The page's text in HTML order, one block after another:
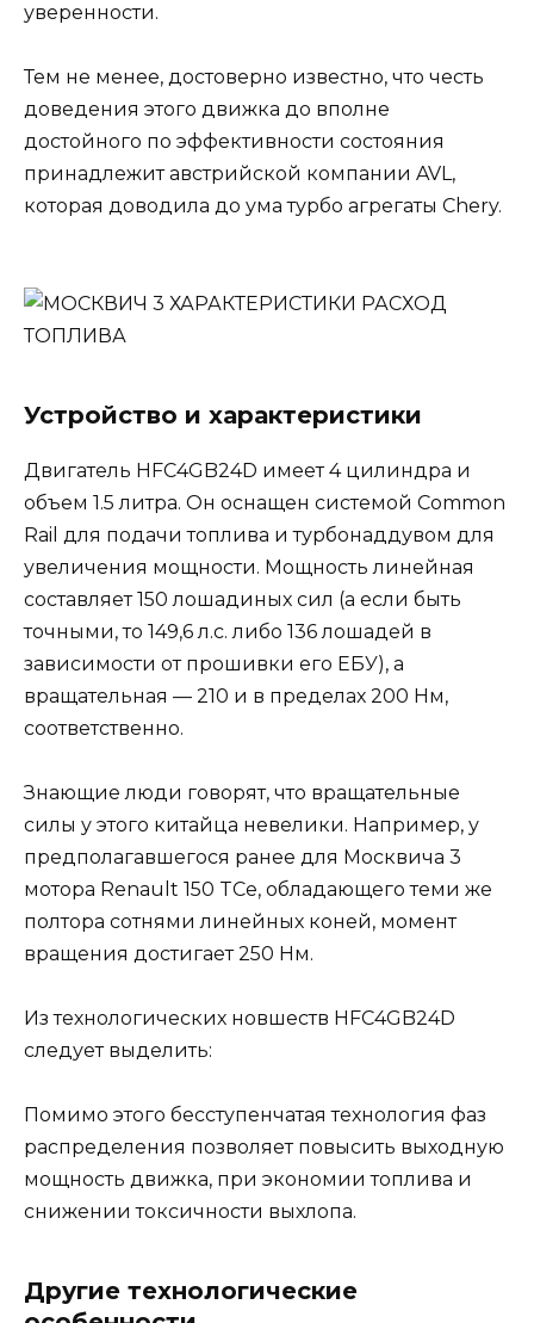
уверенности.
Тем не менее, достоверно известно, что честь
доведения этого движка до вполне
достойного по эффективности состояния
принадлежит австрийской компании AVL,
которая доводила до ума турбо агрегаты Chery.
Устройство и характеристики
Двигатель HFC4GB24D имеет 4 цилиндра и
объем 1.5 литра. Он оснащен системой Common
Rail для подачи топлива и турбонаддувом для
увеличения мощности. Мощность линейная
составляет 150 лошадиных сил (а если быть
точными, то 149,6 л.с. либо 136 лошадей в
зависимости от прошивки его ЕБУ), а
вращательная — 210 и в пределах 200 Нм,
соответственно.
Знающие люди говорят, что вращательные
силы у этого китайца невелики. Например, у
предполагавшегося ранее для Москвича 3
мотора Renault 150 TCe, обладающего теми же
полтора сотнями линейных коней, момент
вращения достигает 250 Нм.
Из технологических новшеств HFC4GB24D
следует выделить:
Помимо этого бесступенчатая технология фаз
распределения позволяет повысить выходную
мощность движка, при экономии топлива и
снижении токсичности выхлопа.
Другие технологические